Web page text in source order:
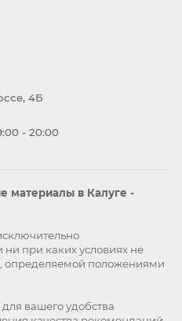
4Б
- 20:00
материалы в Калуге -
при каких условиях не
определяемой положениями
для вашего удобства